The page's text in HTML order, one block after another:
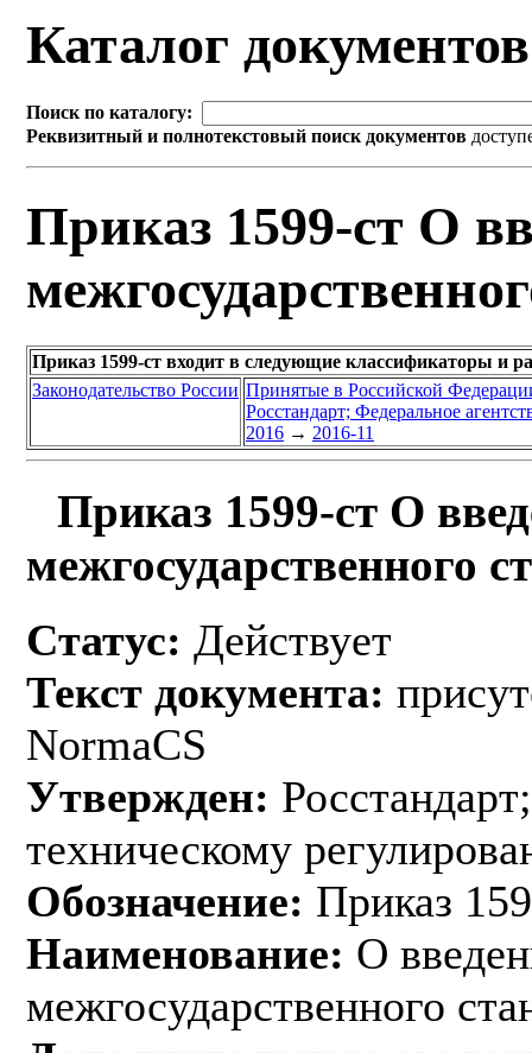
Каталог
Поиск по каталогу:
Реквизитный и полнотекстовый поиск документов
Приказ 1599-ст О
Приказ 1599-ст входит в следующие классификаторы и
Законодательство России Принятые в Российской
Росстандарт; Федеральное
2016 → 2016-11
Приказ 1599-ст О
межгосударственного
Статус: Действует
Текст документа:
NormaCS
Утвержден:
техническому
Обозначение: Приказ
Наименование: О
межгосударственного